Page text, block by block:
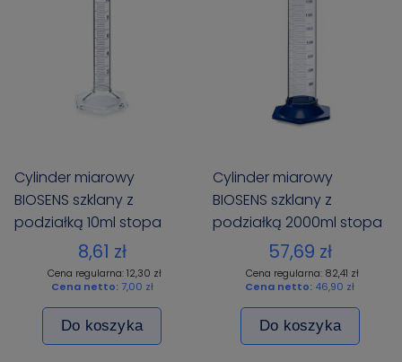
Cylinder miarowy
BIOSENS szklany z
podziałką 10ml stopa
szklana sześciokątna
8,61 zł
Cena regularna: 12,30 zł
Cena netto: 7,00 zł
Do koszyka
Cylinder miarowy
BIOSENS szklany z
podziałką 2000ml stopa
57,69 zł
Cena regularna: 82,41 zł
Cena netto: 46,90 zł
Do koszyka